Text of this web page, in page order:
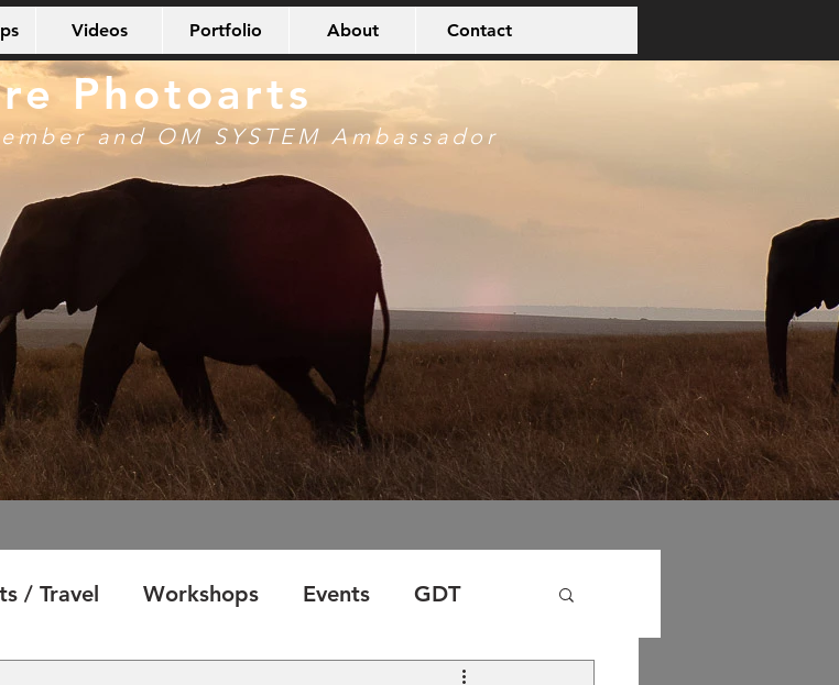
Videos Portfolio About Contact
Photoarts
and OM SYSTEM Ambassador
/ Travel Workshops Events GDT